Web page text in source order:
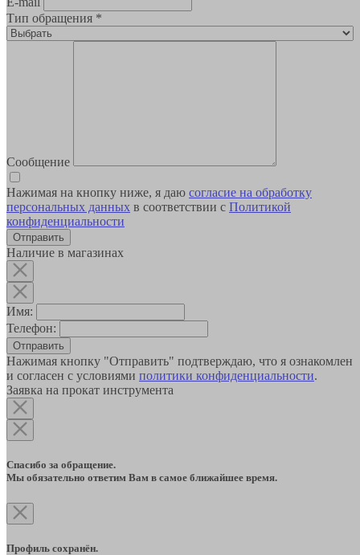
Тип обращения *
Сообщение
Нажимая на кнопку ниже, я даю согласие на обработку
персональных данных в соответствии с Политикой
конфиденциальности
Наличие в магазинах
Имя:
Телефон:
Отправить
Нажимая кнопку "Отправить" подтверждаю, что я ознакомлен
и согласен с условиями политики конфиденциальности.
Заявка на прокат инструмента
Спасибо за обращение.
Мы обязательно ответим Вам в самое ближайшее время.
Профиль сохранён.